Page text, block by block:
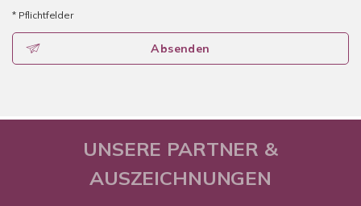
* Pflichtfelder
Absenden
UNSERE PARTNER &
AUSZEICHNUNGEN